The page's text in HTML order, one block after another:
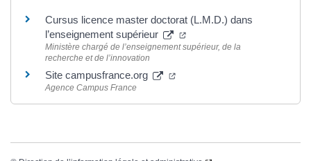
Cursus licence master doctorat (L.M.D.) dans
l’enseignement supérieur
Ministère chargé de l’enseignement supérieur, de la
recherche et de l’innovation
Site campusfrance.org
Agence Campus France